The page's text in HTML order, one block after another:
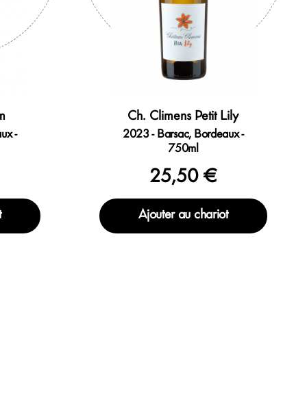
-
Ch. Climens Petit Lily
2023 - Barsac, Bordeaux -
750ml
25,50 €
Ajouter au chariot